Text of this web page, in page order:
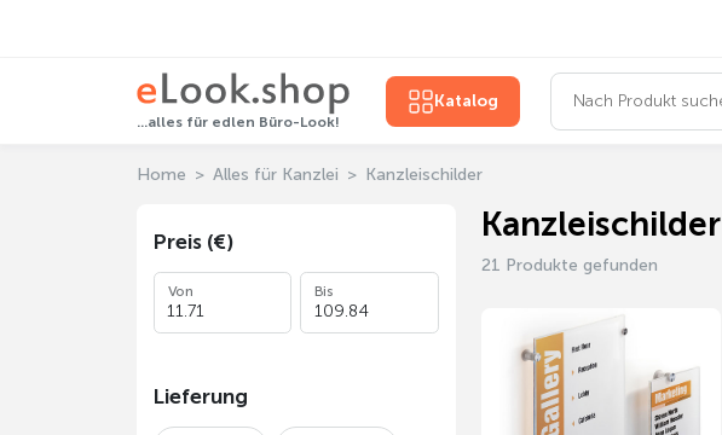
...alles für edlen Büro-Look!
Katalog
Home Alles für Kanzlei Kanzleischilder
Preis (€)
Von Bis
Lieferung
Kanzleischilder
21 Produkte gefunden